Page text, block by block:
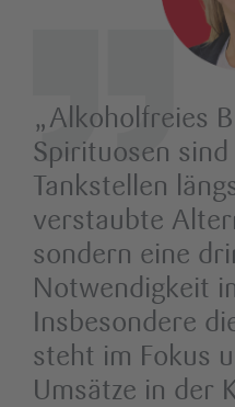
„Alkoholfreies
Spirituosen
Tankstellen
verstaubte
sondern eine
Notwendigkeit
Insbesondere
steht im Fokus
Umsätze in der